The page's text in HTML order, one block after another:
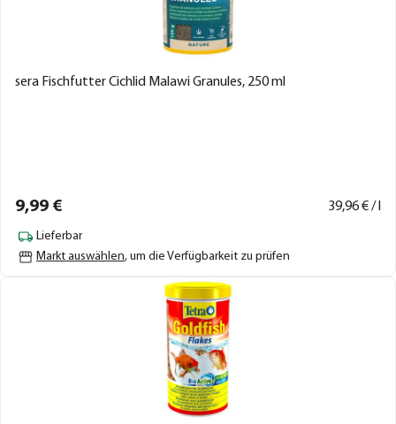
sera Fischfutter Cichlid Malawi Granules, 250 ml
9,99 € 39,96€ / l
Lieferbar
Markt auswählen, um die Verfügbarkeit zu prüfen